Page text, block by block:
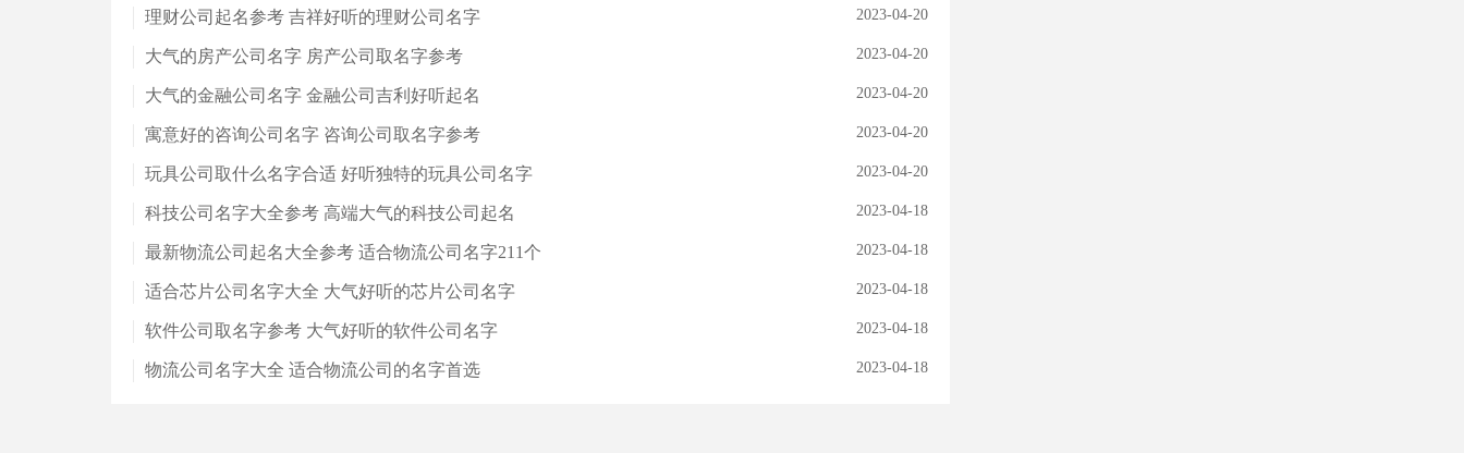
2023-04-20
理财公司起名参考 吉祥好听的理财公司名字
2023-04-20
大气的房产公司名字 房产公司取名字参考
2023-04-20
大气的金融公司名字 金融公司吉利好听起名
2023-04-20
寓意好的咨询公司名字 咨询公司取名字参考
2023-04-20
玩具公司取什么名字合适 好听独特的玩具公司名字
2023-04-18
科技公司名字大全参考 高端大气的科技公司起名
2023-04-18
最新物流公司起名大全参考 适合物流公司名字211个
2023-04-18
适合芯片公司名字大全 大气好听的芯片公司名字
2023-04-18
软件公司取名字参考 大气好听的软件公司名字
2023-04-18
物流公司名字大全 适合物流公司的名字首选